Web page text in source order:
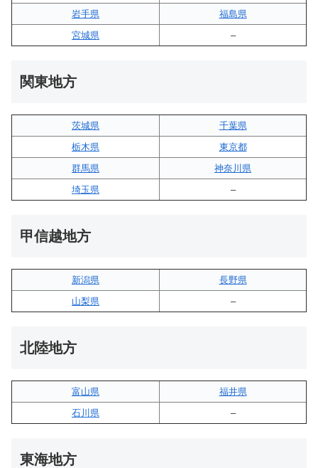
岩手県
福島県
宮城県
–
関東地方
茨城県
千葉県
栃木県
東京都
群馬県
神奈川県
埼玉県
–
甲信越地方
新潟県
長野県
山梨県
–
北陸地方
富山県
福井県
石川県
–
東海地方